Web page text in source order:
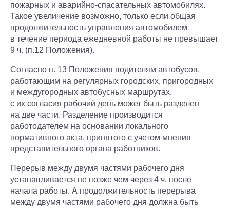
пожарных и аварийно-спасательных автомобилях.
Такое увеличение возможно, только если общая
продолжительность управления автомобилем
в течение периода ежедневной работы не превышает
9 ч. (п.12 Положения).
Согласно п. 13 Положения водителям автобусов,
работающим на регулярных городских, пригородных
и междугородных автобусных маршрутах,
с их согласия рабочий день может быть разделен
на две части. Разделение производится
работодателем на основании локального
нормативного акта, принятого с учетом мнения
представительного органа работников.
Перерыв между двумя частями рабочего дня
устанавливается не позже чем через 4 ч. после
начала работы. А продолжительность перерыва
между двумя частями рабочего дня должна быть